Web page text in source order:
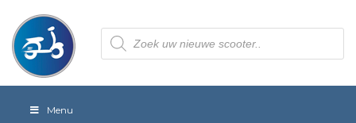
Producten
zoeken
Menu